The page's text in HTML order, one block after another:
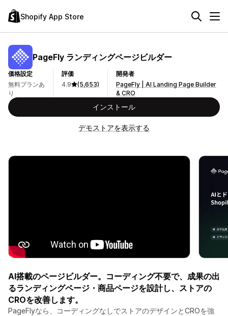
Shopify App Store
PageFly ランディングページビルダー
価格設定
無料プランあ
り
評価
4.9
(5,653)
開発者
PageFly | AI Landing Page Builder
& CRO
インストール
デモストアを表示する
AI搭載のページビルダー。コーディング不要で、成果の出
るランディングページ・商品ページを設計し、ストアの
CROを改善します。
PageFlyなら、コーディングなしでストアのデザインとCROを強